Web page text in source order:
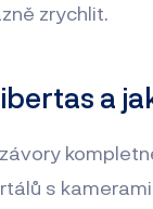
zrychlit.
a
s